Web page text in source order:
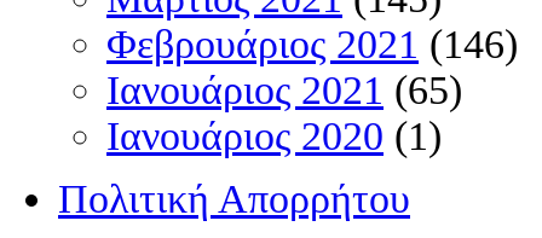
Φεβρουάριος 2021 (146)
Ιανουάριος 2021 (65)
Ιανουάριος 2020 (1)
Πολιτική Απορρήτου